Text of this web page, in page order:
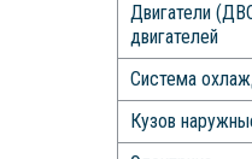
Двигатели
двигателей
Система
Кузов